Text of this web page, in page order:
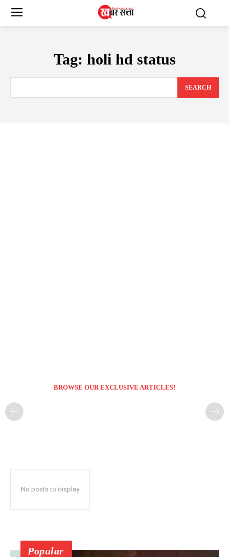
Tag: holi hd status
SEARCH
BROWSE OUR EXCLUSIVE ARTICLES!
No posts to display
Popular